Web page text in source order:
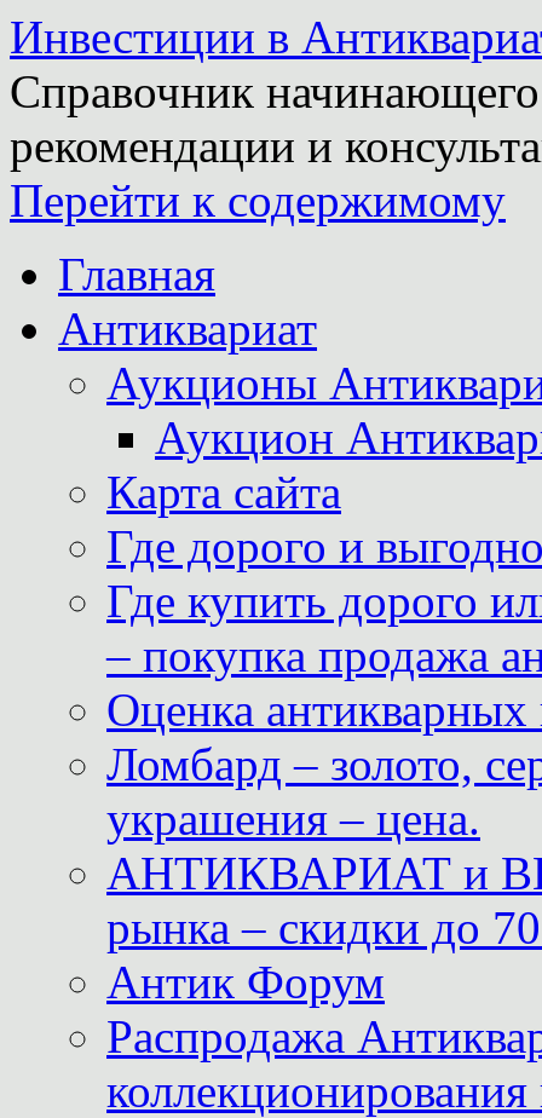
Инвестиции в
Справочник
рекомендации и
Перейти к содержимому
Главная
Антиквариат
Аукционы
Аукцион
Карта сайта
Где дорого и
Где купить дорого
– покупка продажа
Оценка антикварных
Ломбард – золото,
украшения – цена.
АНТИКВАРИАТ и
рынка – скидки до
Антик Форум
Распродажа